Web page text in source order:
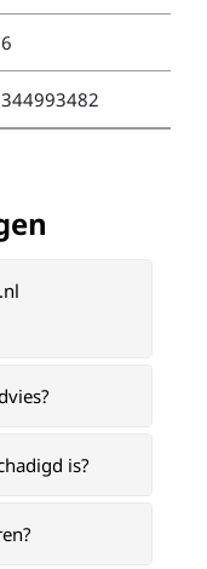
is?